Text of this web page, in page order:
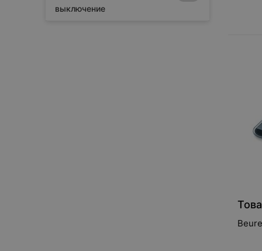
выключение